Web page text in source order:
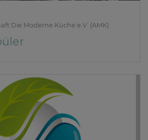
Die Moderne Küche e.V. (AMK)